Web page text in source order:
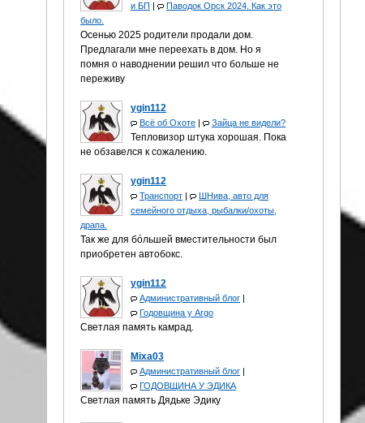
и БП |
Паводок Орск 2024. Как это
было.
Осенью 2025 родители продали дом.
Предлагали мне переехать в дом. Но я
помня о наводнении решил что больше не
переживу
ygin112
Всё об Охоте | Зайца не видели?
Тепловизор штука хорошая. Пока
не обзавелся к сожалению.
ygin112
Транспорт |
ШНива, авто для
семейного отдыха, рыбалки/охоты,
драпа.
Так же для бóльшей вместительности был
приобретен автобокс.
ygin112
Административный блог |
Годовщина у Аrgo
Светлая память камрад.
Mixa03
Административный блог |
ГОДОВЩИНА У ЭДИКА
Светлая память Дядьке Эдику